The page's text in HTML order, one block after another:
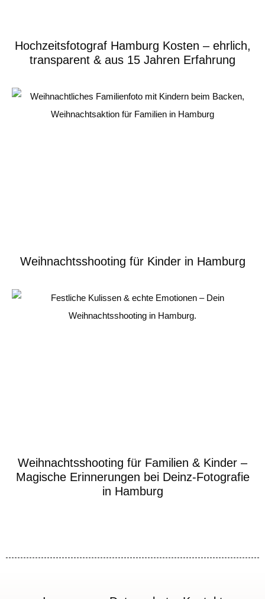
Hochzeitsfotograf Hamburg Kosten – ehrlich,
transparent & aus 15 Jahren Erfahrung
Weihnachtsshooting für Kinder in Hamburg
Weihnachtsshooting für Familien & Kinder –
Magische Erinnerungen bei Deinz-Fotografie
in Hamburg